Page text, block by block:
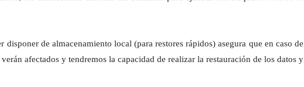
de almacenamiento local (para restores rápidos) asegura que en caso de
afectados y tendremos la capacidad de realizar la restauración de los datos y